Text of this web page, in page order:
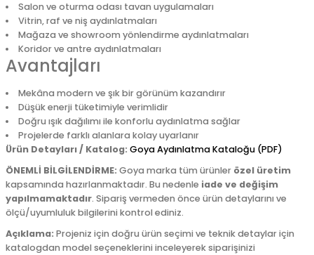
Salon ve oturma odası tavan uygulamaları
Vitrin, raf ve niş aydınlatmaları
Mağaza ve showroom yönlendirme aydınlatmaları
Koridor ve antre aydınlatmaları
Avantajları
Mekâna modern ve şık bir görünüm kazandırır
Düşük enerji tüketimiyle verimlidir
Doğru ışık dağılımı ile konforlu aydınlatma sağlar
Projelerde farklı alanlara kolay uyarlanır
Ürün Detayları / Katalog: Goya Aydınlatma Kataloğu (PDF)
ÖNEMLİ BİLGİLENDİRME: Goya marka tüm ürünler özel üretim
kapsamında hazırlanmaktadır. Bu nedenle iade ve değişim
yapılmamaktadır. Sipariş vermeden önce ürün detaylarını ve
ölçü/uyumluluk bilgilerini kontrol ediniz.
Açıklama: Projeniz için doğru ürün seçimi ve teknik detaylar için
katalogdan model seçeneklerini inceleyerek siparişinizi